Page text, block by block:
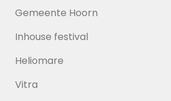
Gemeente Hoorn
Inhouse festival
Heliomare
Vitra